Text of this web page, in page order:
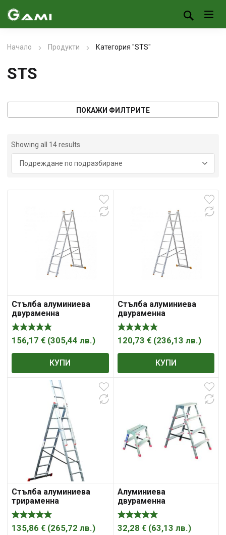
Начало Продукти Категория "STS"
STS
ПОКАЖИ ФИЛТРИТЕ
Showing all 14 results
Стълба алуминиева
двураменна
комбинирана (2X11) STS
B10B2300
156,17 € (305,44 лв.)
КУПИ
Стълба алуминиева
двураменна
комбинирана (2X9) STS
B10B2250
120,73 € (236,13 лв.)
КУПИ
Стълба алуминиева
трираменна
комбинирана (3X7)
135,86 € (265,72 лв.)
Алуминиева
двураменна
домакинска стълба
32,28 € (63,13 лв.)